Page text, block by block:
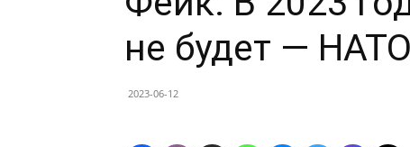
не будет — НАТО
2023-06-12